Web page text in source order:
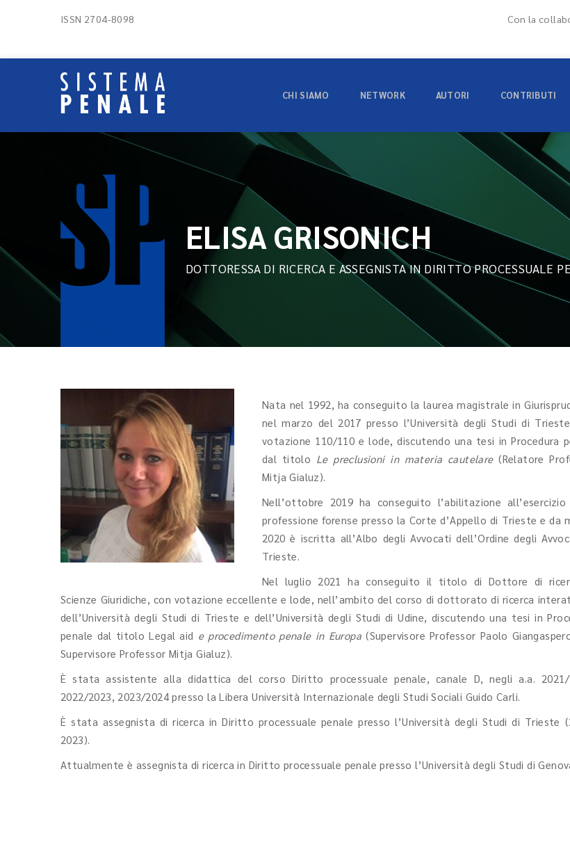
ISSN 2704-8098 Con la
CHI SIAMO NETWORK AUTORI CONTRIBUTI
ELISA GRISONICH
DOTTORESSA DI RICERCA E ASSEGNISTA IN DIRITTO PROCESSUALE
Nata nel 1992, ha conseguito la laurea magistrale in
nel marzo del 2017 presso l’Università degli Studi di
votazione 110/110 e lode, discutendo una tesi in Procedura
dal titolo Le preclusioni in materia cautelare(Relatore
Mitja Gialuz).
Nell’ottobre 2019 ha conseguito l’abilitazione all’esercizio
professione forense presso la Corte d’Appello di Trieste e da
2020 è iscritta all’Albo degli Avvocati dell’Ordine degli
Trieste.
Nel luglio 2021 ha conseguito il titolo di Dottore di
Scienze Giuridiche, con votazione eccellente e lode, nell’ambito del corso di dottorato di ricerca
dell’Università degli Studi di Trieste e dell’Università degli Studi di Udine, discutendo una tesi in
penale dal titolo Legal aid e procedimento penale in Europa (Supervisore Professor Paolo
Supervisore Professor Mitja Gialuz).
È stata assistente alla didattica del corso Diritto processuale penale, canale D, negli a.a. 2021/
2022/2023, 2023/2024 presso la Libera Università Internazionale degli Studi Sociali Guido Carli.
È stata assegnista di ricerca in Diritto processuale penale presso l’Università degli Studi di Trieste
2023).
Attualmente è assegnista di ricerca in Diritto processuale penale presso l’Università degli Studi di